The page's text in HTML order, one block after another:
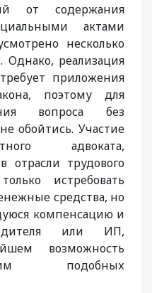
от содержания
актами
несколько
Однако, реализация
приложения
поэтому для
вопроса без
обойтись. Участие
адвоката,
отрасли трудового
истребовать
средства, но
компенсацию и
или ИП,
возможность
подобных